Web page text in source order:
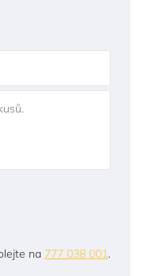
na 777 038 001.